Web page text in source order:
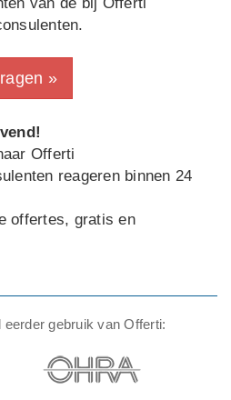
»
Offerti
reageren binnen 24
offertes, gratis en
gebruik van Offerti: